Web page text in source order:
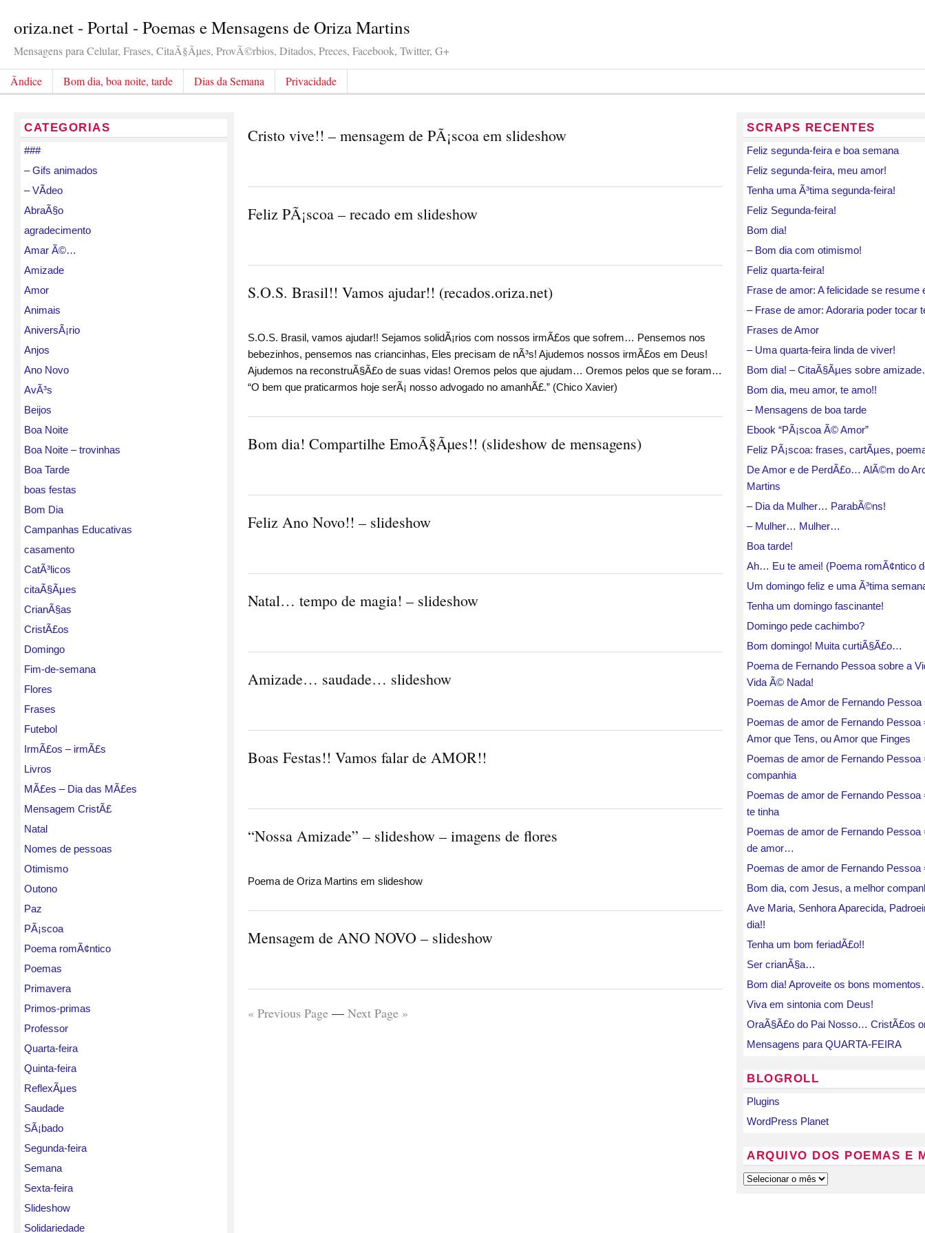
oriza.net - Portal - Poemas e Mensagens de Oriza Martins
Mensagens para Celular, Frases, CitaÃ§Ãµes, ProvÃ©rbios, Ditados, Preces, Facebook, Twitter, G+
Ãndice Bom dia, boa noite, tarde Dias da Semana Privacidade
CATEGORIAS
###
– Gifs animados
– VÃ­deo
AbraÃ§o
agradecimento
Amar Ã©…
Amizade
Amor
Animais
AniversÃ¡rio
Anjos
Ano Novo
AvÃ³s
Beijos
Boa Noite
Boa Noite – trovinhas
Boa Tarde
boas festas
Bom Dia
Campanhas Educativas
casamento
CatÃ³licos
citaÃ§Ãµes
CrianÃ§as
CristÃ£os
Domingo
Fim-de-semana
Flores
Frases
Futebol
IrmÃ£os – irmÃ£s
Livros
MÃ£es – Dia das MÃ£es
Mensagem CristÃ£
Natal
Nomes de pessoas
Otimismo
Outono
Paz
PÃ¡scoa
Poema romÃ¢ntico
Poemas
Primavera
Primos-primas
Professor
Quarta-feira
Quinta-feira
ReflexÃµes
Saudade
SÃ¡bado
Segunda-feira
Semana
Sexta-feira
Slideshow
Solidariedade
Cristo vive!! – mensagem de PÃ¡scoa em slideshow
Feliz PÃ¡scoa – recado em slideshow
S.O.S. Brasil!! Vamos ajudar!! (recados.oriza.net)
S.O.S. Brasil, vamos ajudar!! Sejamos solidÃ¡rios com nossos irmÃ£os que sofrem… Pensemos nos
bebezinhos, pensemos nas criancinhas, Eles precisam de nÃ³s! Ajudemos nossos irmÃ£os em Deus!
Ajudemos na reconstruÃ§Ã£o de suas vidas! Oremos pelos que ajudam… Oremos pelos que se foram…
“O bem que praticarmos hoje serÃ¡ nosso advogado no amanhÃ£.” (Chico Xavier)
Bom dia! Compartilhe EmoÃ§Ãµes!! (slideshow de mensagens)
Feliz Ano Novo!! – slideshow
Natal… tempo de magia! – slideshow
Amizade… saudade… slideshow
Boas Festas!! Vamos falar de AMOR!!
“Nossa Amizade” – slideshow – imagens de flores
Poema de Oriza Martins em slideshow
Mensagem de ANO NOVO – slideshow
« Previous Page — Next Page »
SCRAPS RECENTES
Feliz segunda-feira e boa semana
Feliz segunda-feira, meu amor!
Tenha uma Ã³tima segunda-feira!
Feliz Segunda-feira!
Bom dia!
– Bom dia com otimismo!
Feliz quarta-feira!
Frase de amor: A felicidade se
– Frase de amor: Adoraria poder tocar
Frases de Amor
– Uma quarta-feira linda de viver!
Bom dia! – CitaÃ§Ãµes sobre
Bom dia, meu amor, te amo!!
– Mensagens de boa tarde
Ebook “PÃ¡scoa Ã© Amor”
Feliz PÃ¡scoa: frases, cartÃµes,
De Amor e de PerdÃ£o… AlÃ©m do
Martins
– Dia da Mulher… ParabÃ©ns!
– Mulher… Mulher…
Boa tarde!
Ah… Eu te amei! (Poema romÃ¢ntico
Um domingo feliz e uma Ã³tima
Tenha um domingo fascinante!
Domingo pede cachimbo?
Bom domingo! Muita curtiÃ§Ã£o…
Poema de Fernando Pessoa sobre a
Vida Ã© Nada!
Poemas de Amor de Fernando
Poemas de amor de Fernando
Amor que Tens, ou Amor que Finges
Poemas de amor de Fernando
companhia
Poemas de amor de Fernando Pessoa
te tinha
Poemas de amor de Fernando Pessoa
de amor…
Poemas de amor de Fernando Pessoa
Bom dia, com Jesus, a melhor
Ave Maria, Senhora Aparecida,
dia!!
Tenha um bom feriadÃ£o!!
Ser crianÃ§a…
Bom dia! Aproveite os bons
Viva em sintonia com Deus!
OraÃ§Ã£o do Pai Nosso… CristÃ£os
Mensagens para QUARTA-FEIRA
BLOGROLL
Plugins
WordPress Planet
ARQUIVO DOS POEMAS E
Arquivo